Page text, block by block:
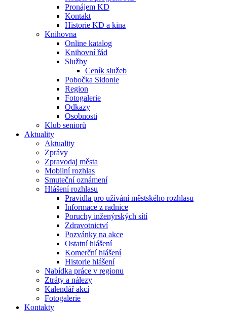
Pronájem KD
Kontakt
Historie KD a kina
Knihovna
Online katalog
Knihovní řád
Služby
Ceník služeb
Pobočka Sidonie
Region
Fotogalerie
Odkazy
Osobnosti
Klub seniorů
Aktuality
Aktuality
Zprávy
Zpravodaj města
Mobilní rozhlas
Smuteční oznámení
Hlášení rozhlasu
Pravidla pro užívání městského rozhlasu
Informace z radnice
Poruchy inženýrských sítí
Zdravotnictví
Pozvánky na akce
Ostatní hlášení
Komerční hlášení
Historie hlášení
Nabídka práce v regionu
Ztráty a nálezy
Kalendář akcí
Fotogalerie
Kontakty